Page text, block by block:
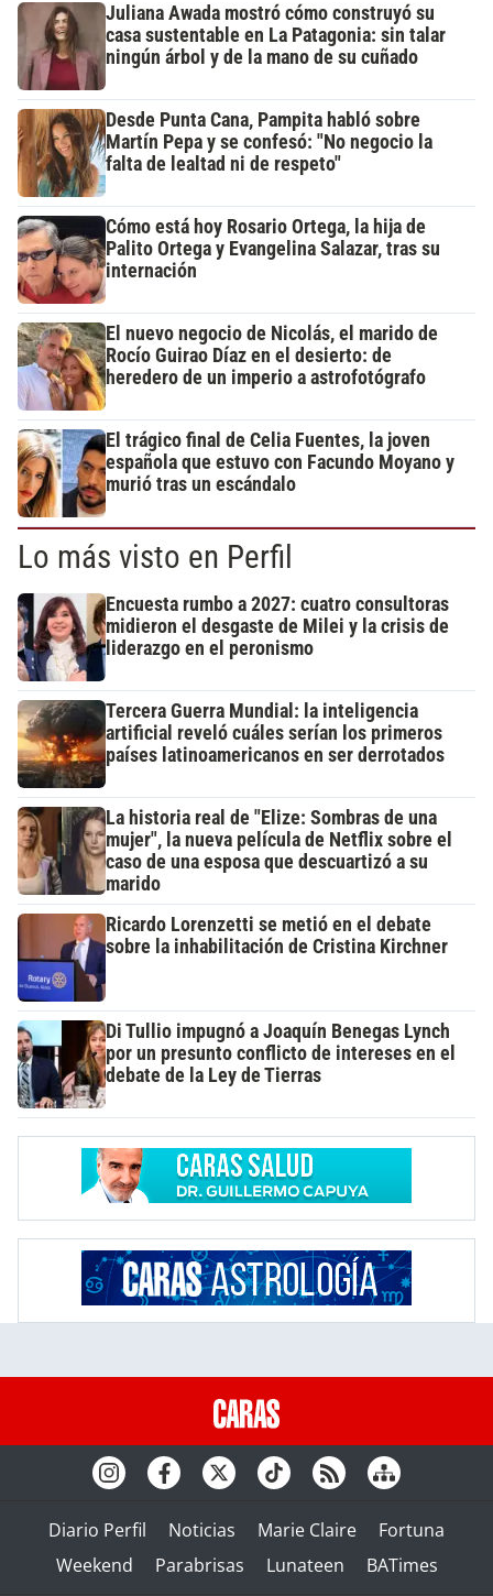
Juliana Awada mostró cómo construyó su
casa sustentable en La Patagonia: sin talar
ningún árbol y de la mano de su cuñado
Desde Punta Cana, Pampita habló sobre
Martín Pepa y se confesó: "No negocio la
falta de lealtad ni de respeto"
Cómo está hoy Rosario Ortega, la hija de
Palito Ortega y Evangelina Salazar, tras su
internación
El nuevo negocio de Nicolás, el marido de
Rocío Guirao Díaz en el desierto: de
heredero de un imperio a astrofotógrafo
El trágico final de Celia Fuentes, la joven
española que estuvo con Facundo Moyano y
murió tras un escándalo
Lo más visto en Perfil
Encuesta rumbo a 2027: cuatro consultoras
midieron el desgaste de Milei y la crisis de
liderazgo en el peronismo
Tercera Guerra Mundial: la inteligencia
artificial reveló cuáles serían los primeros
países latinoamericanos en ser derrotados
La historia real de "Elize: Sombras de una
mujer", la nueva película de Netflix sobre el
caso de una esposa que descuartizó a su
marido
Ricardo Lorenzetti se metió en el debate
sobre la inhabilitación de Cristina Kirchner
Di Tullio impugnó a Joaquín Benegas Lynch
por un presunto conflicto de intereses en el
debate de la Ley de Tierras
Diario Perfil Noticias Marie Claire
Fortuna
Weekend
Parabrisas Lunateen BATimes